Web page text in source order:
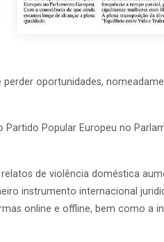
oportunidades,
Popular Europeu no
de violência doméstica
instrumento internacional
online e offline, bem como a